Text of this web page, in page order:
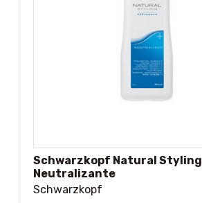
Schwarzkopf Natural Styling
Neutralizante
Schwarzkopf